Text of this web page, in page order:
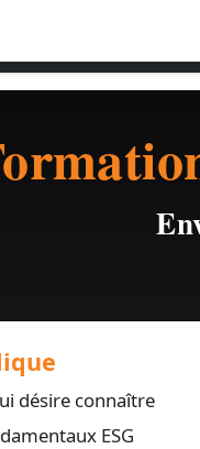
E
désire connaître
ESG